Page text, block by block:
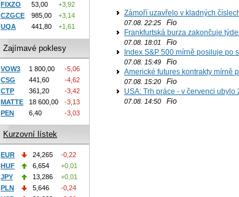
Zámoří uzavřelo v kladných
07.08. 22:25 Fio
Frankfurtská burza zakončuje
07.08. 18:01
Fio
Index S&P 500 mírně posiluje po
07.08. 15:49 Fio
Americké futures kontrakty mírně
07.08. 15:20 Fio
USA: Trh práce - v červenci
07.08. 14:50 Fio
FIXZO
53,00
+3,92
CZGCE
985,00
+3,14
UQA
441,80 +1,61
Zajímavé poklesy
VOW3 1 800,00
-5,06
CSG
441,60
-4,62
CTP
361,20
-3,42
MATTE
18 600,00
-3,13
PEN
6,40 -3,03
Kurzovní lístek
EUR 24,265
-0,22
HUF
6,654
+0,01
JPY
13,286
+0,01
PLN
5,646
-0,24